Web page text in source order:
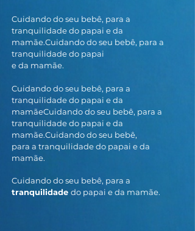
Cuidando do seu bebê, para a
tranquilidade do papai e da
mamãe.Cuidando do seu bebê, para a
tranquilidade do papai
e da mamãe.
Cuidando do seu bebê, para a
tranquilidade do papai e da
mamãeCuidando do seu bebê, para a
tranquilidade do papai e da
mamãe.Cuidando do seu bebê,
para a tranquilidade do papai e da
mamãe.
Cuidando do seu bebê, para a
tranquilidade do papai e da mamãe.